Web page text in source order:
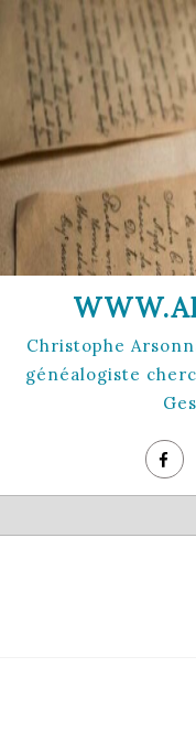
Skip
content
Christophe
généalogiste
Close